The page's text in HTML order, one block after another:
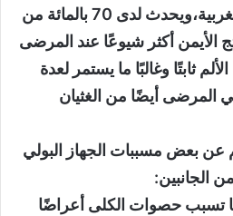
الأكثر شيوعًا في الدول الغربية،ويحدث لدى 70 بالمائة من
الأيمن أكثر شيوعًا عند المرضى
ثابتًا وغالبًا ما يستمر لعدة
المرضى أيضًا من الغثيان
عن بعض مسببات الجهاز البولي
الجانبين:
تسبب حصوات الكلى أعراضًا